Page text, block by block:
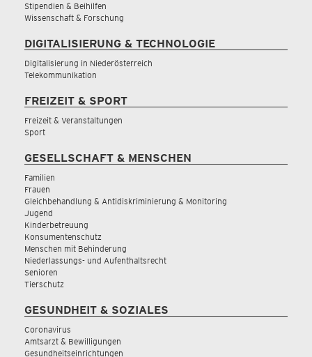
Stipendien & Beihilfen
Wissenschaft & Forschung
DIGITALISIERUNG & TECHNOLOGIE
Digitalisierung in Niederösterreich
Telekommunikation
FREIZEIT & SPORT
Freizeit & Veranstaltungen
Sport
GESELLSCHAFT & MENSCHEN
Familien
Frauen
Gleichbehandlung & Antidiskriminierung & Monitoring
Jugend
Kinderbetreuung
Konsumentenschutz
Menschen mit Behinderung
Niederlassungs- und Aufenthaltsrecht
Senioren
Tierschutz
GESUNDHEIT & SOZIALES
Coronavirus
Amtsarzt & Bewilligungen
Gesundheitseinrichtungen